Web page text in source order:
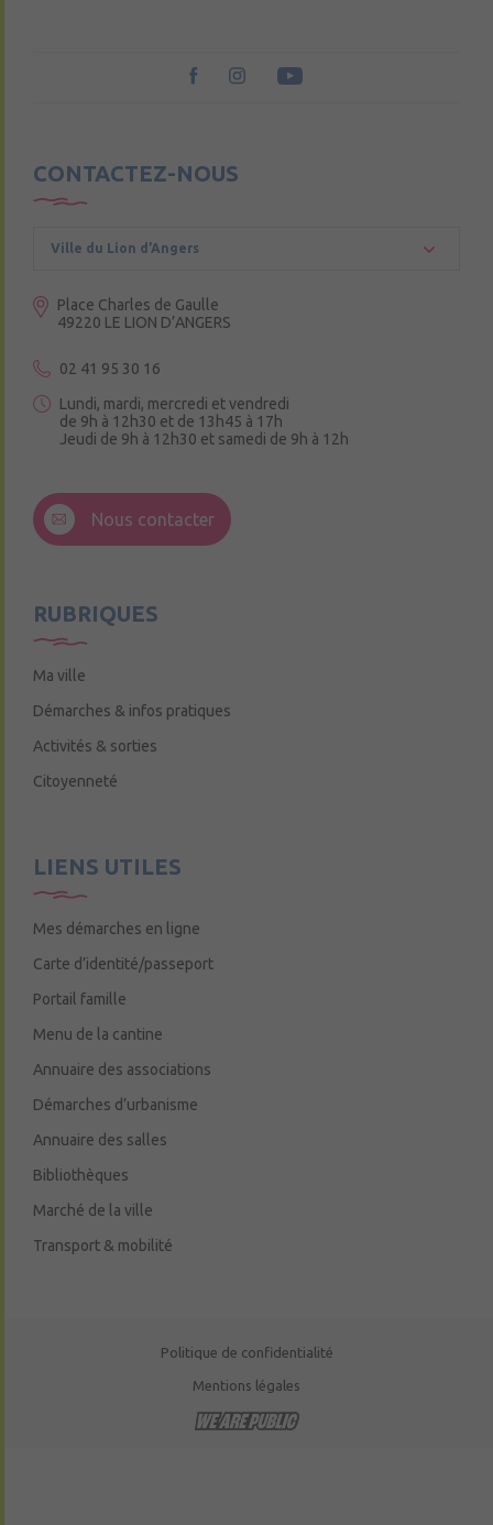
CONTACTEZ-NOUS
Ville du Lion d’Angers
Place Charles de Gaulle
49220 LE LION D’ANGERS
02 41 95 30 16
Lundi, mardi, mercredi et vendredi
de 9h à 12h30 et de 13h45 à 17h
Jeudi de 9h à 12h30 et samedi de 9h à 12h
49220 Andigné
Nous contacter
RUBRIQUES
Ma ville
Démarches & infos pratiques
Activités & sorties
Citoyenneté
LIENS UTILES
Mes démarches en ligne
Carte d’identité/passeport
Portail famille
Menu de la cantine
Annuaire des associations
Démarches d’urbanisme
Annuaire des salles
Bibliothèques
Marché de la ville
Transport & mobilité
Politique de confidentialité
Mentions légales